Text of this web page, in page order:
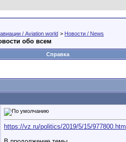
/ Aviation world > Новости / News
обо всем
Справка
https://vz.ru/politics/2019/5/15/977800.html